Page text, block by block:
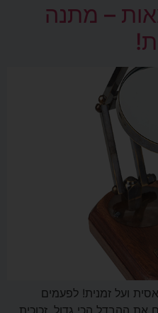
– מתנה
ועל זמנית! לפעמים